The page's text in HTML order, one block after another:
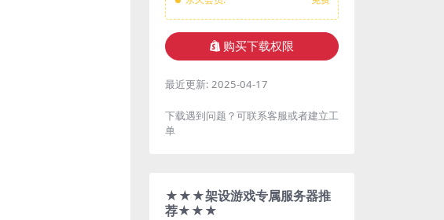
购买下载权限
最近更新: 2025-04-17
下载遇到问题？可联系客服或者建立工
单
★★★架设游戏专属服务器推
荐★★★